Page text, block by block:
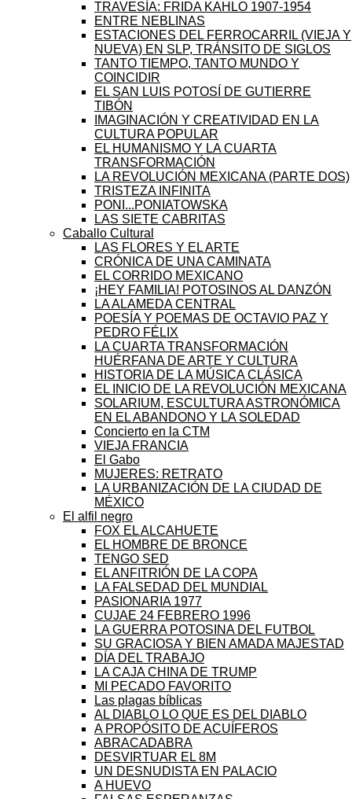
TRAVESÍA: FRIDA KAHLO 1907-1954
ENTRE NEBLINAS
ESTACIONES DEL FERROCARRIL (VIEJA Y
NUEVA) EN SLP, TRÁNSITO DE SIGLOS
TANTO TIEMPO, TANTO MUNDO Y
COINCIDIR
EL SAN LUIS POTOSÍ DE GUTIERRE
TIBÓN
IMAGINACIÓN Y CREATIVIDAD EN LA
CULTURA POPULAR
EL HUMANISMO Y LA CUARTA
TRANSFORMACIÓN
LA REVOLUCIÓN MEXICANA (PARTE DOS)
TRISTEZA INFINITA
PONI...PONIATOWSKA
LAS SIETE CABRITAS
Caballo Cultural
LAS FLORES Y EL ARTE
CRÓNICA DE UNA CAMINATA
EL CORRIDO MEXICANO
¡HEY FAMILIA! POTOSINOS AL DANZÓN
LA ALAMEDA CENTRAL
POESÍA Y POEMAS DE OCTAVIO PAZ Y
PEDRO FÉLIX
LA CUARTA TRANSFORMACIÓN
HUÉRFANA DE ARTE Y CULTURA
HISTORIA DE LA MÚSICA CLÁSICA
EL INICIO DE LA REVOLUCIÓN MEXICANA
SOLARIUM, ESCULTURA ASTRONÓMICA
EN EL ABANDONO Y LA SOLEDAD
Concierto en la CTM
VIEJA FRANCIA
El Gabo
MUJERES: RETRATO
LA URBANIZACIÓN DE LA CIUDAD DE
MÉXICO
El alfil negro
FOX EL ALCAHUETE
EL HOMBRE DE BRONCE
TENGO SED
EL ANFITRIÓN DE LA COPA
LA FALSEDAD DEL MUNDIAL
PASIONARIA 1977
CUJAE 24 FEBRERO 1996
LA GUERRA POTOSINA DEL FUTBOL
SU GRACIOSA Y BIEN AMADA MAJESTAD
DÍA DEL TRABAJO
LA CAJA CHINA DE TRUMP
MI PECADO FAVORITO
Las plagas bíblicas
AL DIABLO LO QUE ES DEL DIABLO
A PROPÓSITO DE ACUÍFEROS
ABRACADABRA
DESVIRTUAR EL 8M
UN DESNUDISTA EN PALACIO
A HUEVO